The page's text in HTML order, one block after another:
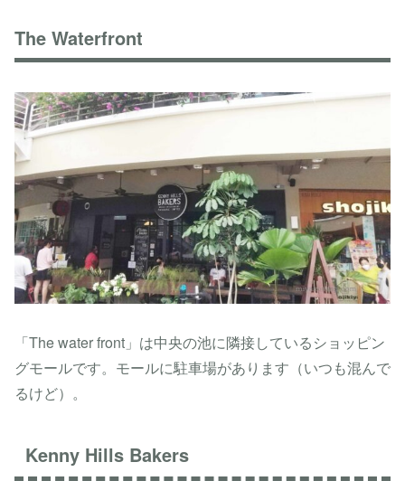
The Waterfront
「The water front」は中央の池に隣接しているショッピン
グモールです。モールに駐車場があります（いつも混んで
るけど）。
Kenny Hills Bakers